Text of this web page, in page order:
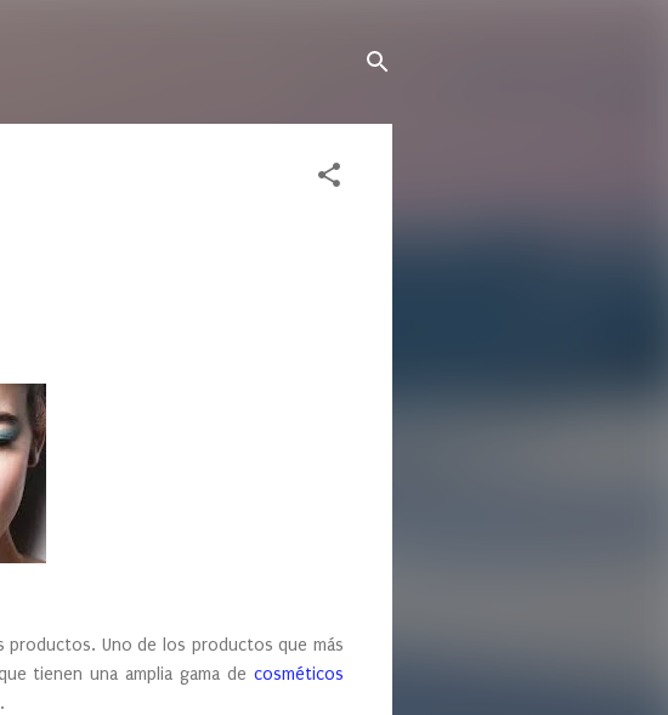
productos. Uno de los productos que más
tienen una amplia gama decosméticos